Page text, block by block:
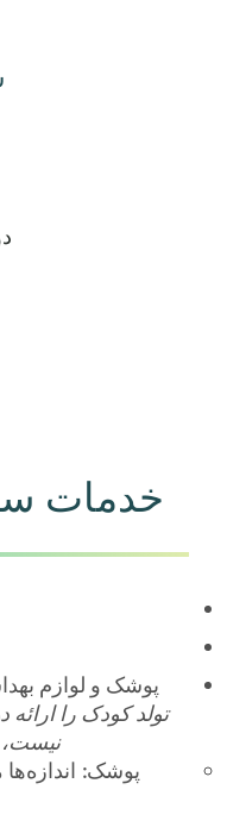
خدمات
پوشک و لوازم
تولد کودک را ارائه
نیست،
پوشک: